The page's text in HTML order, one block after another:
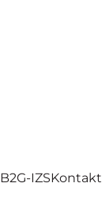
B2G-IZSKontakt